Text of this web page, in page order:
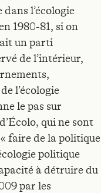
l’écologie
1980-81, si on
un parti
de l’intérieur,
l’écologie
le pas sur
qui ne sont
faire de la politique
politique
à détruire du
par les